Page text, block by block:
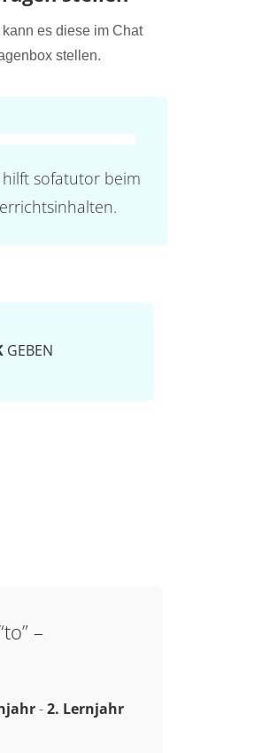
es diese im Chat
stellen.
sofatutor beim
GEBEN
–
-2. Lernjahr